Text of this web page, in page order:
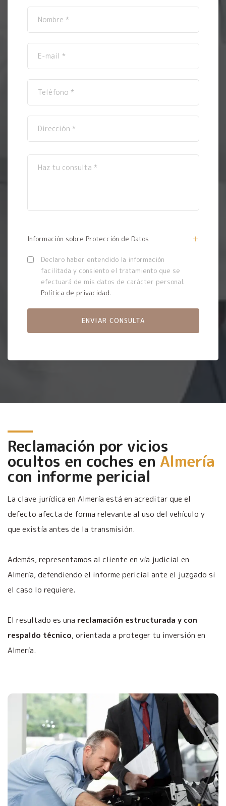
Información sobre Protección de Datos
Declaro haber entendido la información
facilitada y consiento el tratamiento que se
efectuará de mis datos de carácter personal.
Política de privacidad.
Reclamación por vicios
ocultos en coches en Almería
con informe pericial
La clave jurídica en Almería está en acreditar que el
defecto afecta de forma relevante al uso del vehículo y
que existía antes de la transmisión.
Además, representamos al cliente en vía judicial en
Almería, defendiendo el informe pericial ante el juzgado si
el caso lo requiere.
El resultado es una reclamación estructurada y con
respaldo técnico, orientada a proteger tu inversión en
Almería.